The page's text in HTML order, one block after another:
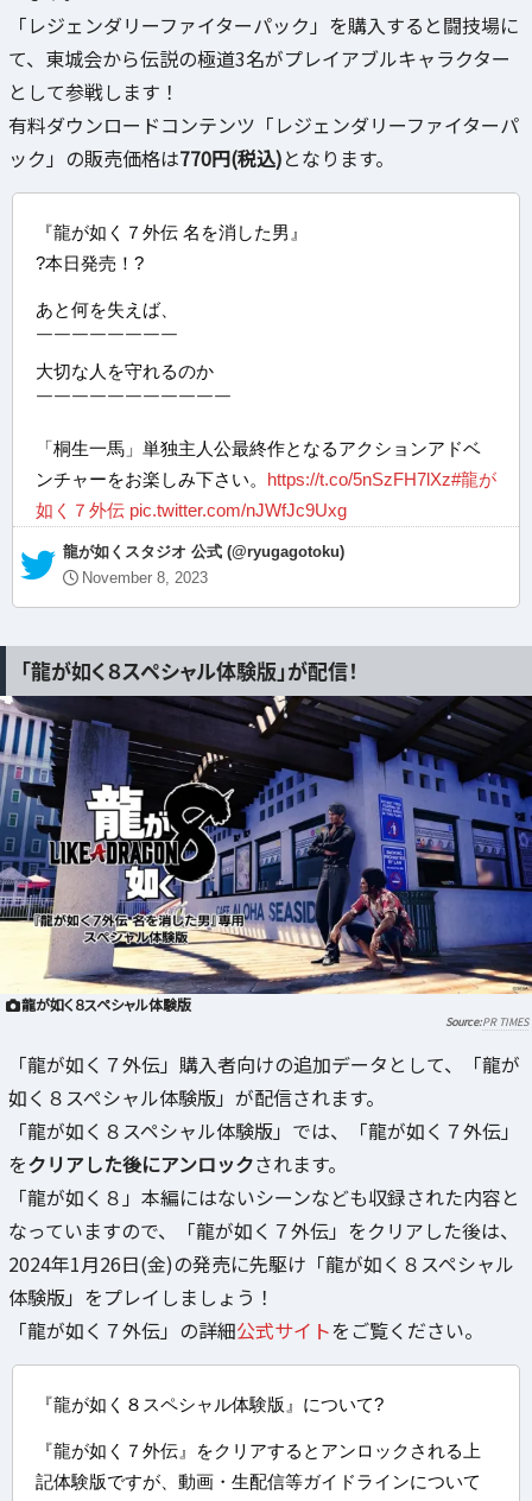
「レジェンダリーファイターパック」を購入すると闘技場に
て、東城会から伝説の極道3名がプレイアブルキャラクター
として参戦します！
有料ダウンロードコンテンツ「レジェンダリーファイターパ
ック」の販売価格は770円(税込)となります。
『龍が如く７外伝 名を消した男』
?本日発売！?
あと何を失えば、
￣￣￣￣￣￣￣￣
大切な人を守れるのか
￣￣￣￣￣￣￣￣￣￣￣
「桐生一馬」単独主人公最終作となるアクションアドベ
ンチャーをお楽しみ下さい。 https://t.co/5nSzFH7lXz#龍が
如く７外伝 pic.twitter.com/nJWfJc9Uxg
— 龍が如くスタジオ 公式 (@ryugagotoku)
November 8, 2023
「龍が如く８スペシャル体験版」が配信！
龍が如く８スペシャル体験版
PR TIMES
「龍が如く７外伝」購入者向けの追加データとして、「龍が
如く８スペシャル体験版」が配信されます。
「龍が如く８スペシャル体験版」では、「龍が如く７外伝」
をクリアした後にアンロックされます。
「龍が如く８」本編にはないシーンなども収録された内容と
なっていますので、「龍が如く７外伝」をクリアした後は、
2024年1月26日(金)の発売に先駆け「龍が如く８スペシャル
体験版」をプレイしましょう！
「龍が如く７外伝」の詳細公式サイトをご覧ください。
『龍が如く８スペシャル体験版』について?
『龍が如く７外伝』をクリアするとアンロックされる上
記体験版ですが、動画・生配信等ガイドラインについて